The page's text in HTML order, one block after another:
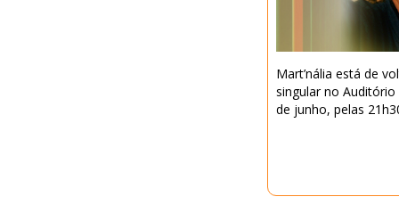
Mart’nália está de
singular no
de junho, pelas